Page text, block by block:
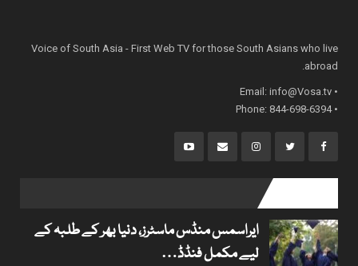
Voice of South Asia - First Web TV for those South Asians who live
abroad.
• Email:
info@Vosa.tv
• Phone: 844-698-6394
ایراسمس منڈس ماسٹرز، دنیا بھر کے طلبہ کے
لیے مکمل فنڈڈ…